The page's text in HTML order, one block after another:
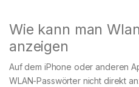
Wie kann man
anzeigen
Auf dem iPhone oder anderen
WLAN-Passwörter nicht direkt